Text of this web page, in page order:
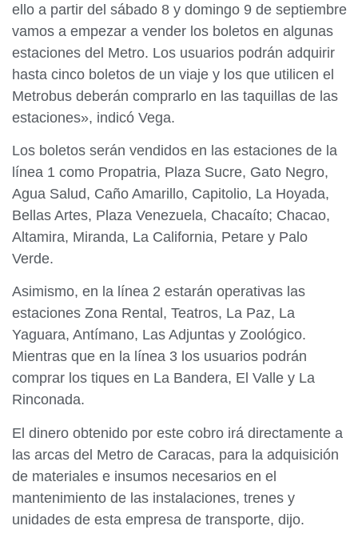
ello a partir del sábado 8 y domingo 9 de septiembre
vamos a empezar a vender los boletos en algunas
estaciones del Metro. Los usuarios podrán adquirir
hasta cinco boletos de un viaje y los que utilicen el
Metrobus deberán comprarlo en las taquillas de las
estaciones», indicó Vega.
Los boletos serán vendidos en las estaciones de la
línea 1 como Propatria, Plaza Sucre, Gato Negro,
Agua Salud, Caño Amarillo, Capitolio, La Hoyada,
Bellas Artes, Plaza Venezuela, Chacaíto; Chacao,
Altamira, Miranda, La California, Petare y Palo
Verde.
Asimismo, en la línea 2 estarán operativas las
estaciones Zona Rental, Teatros, La Paz, La
Yaguara, Antímano, Las Adjuntas y Zoológico.
Mientras que en la línea 3 los usuarios podrán
comprar los tiques en La Bandera, El Valle y La
Rinconada.
El dinero obtenido por este cobro irá directamente a
las arcas del Metro de Caracas, para la adquisición
de materiales e insumos necesarios en el
mantenimiento de las instalaciones, trenes y
unidades de esta empresa de transporte, dijo.